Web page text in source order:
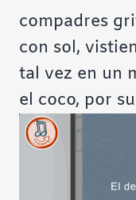
compadres
con sol,
tal vez en un
el coco, por